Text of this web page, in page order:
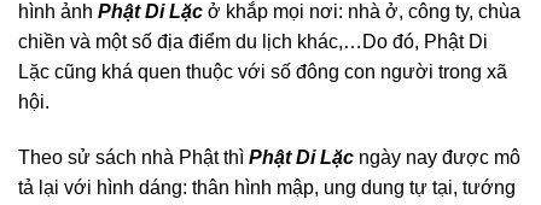
hình ảnh Phật Di Lặc ở khắp mọi nơi: nhà ở, công ty, chùa
chiền và một số địa điểm du lịch khác,…Do đó, Phật Di
Lặc cũng khá quen thuộc với số đông con người trong xã
hội.
Theo sử sách nhà Phật thì Phật Di Lặc ngày nay được mô
tả lại với hình dáng: thân hình mập, ung dung tự tại, tướng